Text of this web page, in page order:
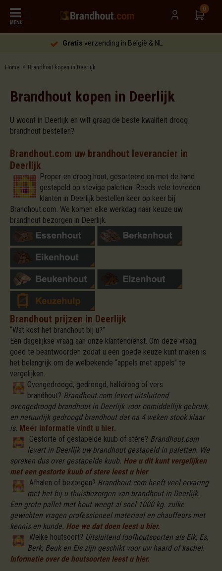
MENU
0
Gratis verzending in België & NL
Home Brandhout kopen in Deerlijk
Brandhout kopen in Deerlijk
U woont in Deerlijk en wilt graag de beste kwaliteit droog
brandhout bestellen?
Brandhout.com uw brandhout leverancier in
Deerlijk
Proper en droog hout, gesorteerd en met de hand
gestapeld op stevige paletten. Reeds vele tevreden
klanten in Deerlijk bestellen keer op keer bij
Brandhout.com. We komen elke werkdag naar keuze uw
brandhout bezorgen in Deerlijk.
Brandhout prijzen in Deerlijk
“Wat kost het brandhout bij u?”
Een dagelijkse vraag aan onze klantendienst. Om deze vraag
goed te beantwoorden zodat u een goede keuze kunt maken is
het belangrijk om de welbekende “appels met appels” te
vergelijken.
Ovengedroogd, gedroogd, halfdroog of vers
brandhout? Brandhout.com levert uitsluitend
ovengedroogd brandhout in Deerlijk voor onmiddellijk gebruik,
en natuurlijk gedroogd brandhout dat na 4 weken stook klaar
is. Meer informatie vindt u hier.
Gestorte of gestapelde kuub of stère? Brandhout.com
levert in Deerlijk uw brandhout gestapeld in paletten. We
spreken dus over gestapelde kuub. Hoe u dit kunt vergelijken
met een gestorte kuub of stere leest u hier
Afhalen of bezorgen? Brandhout.com heeft veel ervaring
met het bij u thuisbezorgen van brandhout in Deerlijk.
Een grote pallet met hout weegt al snel 1000 kg. zulke
gewichten vragen professioneel materiaal en chauffeurs met
kennis en kunde. Hoe we dat doen leest u hier.
Welke houtsoort? Uitsluitend loofhoutsoorten als Eik, Es,
Berk, Beuk en Els zijn geschikt voor uw haard of kachel.
Informatie over de houtsoorten leest u hier.